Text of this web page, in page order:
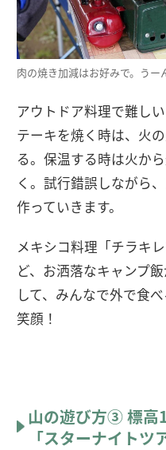
肉の焼き加減はお好みで。うー
アウトドア料理で難し
テーキを焼く時は、火
る。保温する時は火か
く。試行錯誤しながら
作っていきます。
メキシコ料理「チラキ
ど、お洒落なキャンプ
して、みんなで外で食
笑顔！
山の遊び方③ 標高
「スターナイトツ